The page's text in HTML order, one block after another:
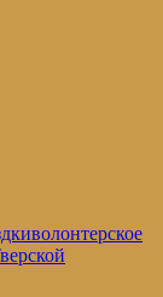
волонтерское